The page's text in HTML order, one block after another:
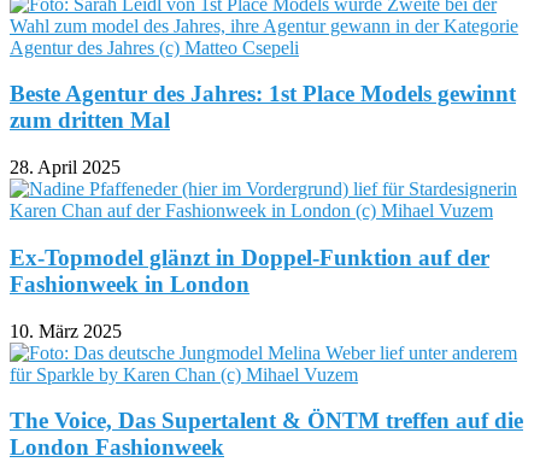
Beste Agentur des Jahres: 1st Place Models gewinnt
zum dritten Mal
28. April 2025
Ex-Topmodel glänzt in Doppel-Funktion auf der
Fashionweek in London
10. März 2025
The Voice, Das Supertalent & ÖNTM treffen auf die
London Fashionweek